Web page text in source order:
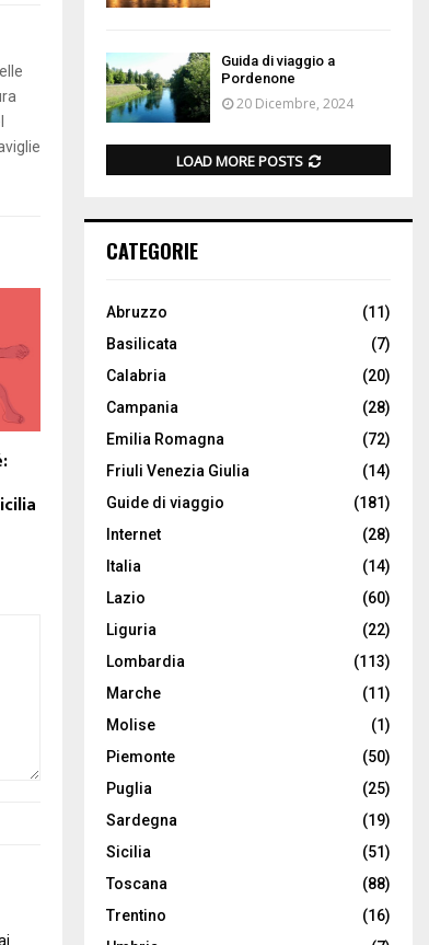
Guida di viaggio a
Pordenone
20 Dicembre, 2024
LOAD MORE POSTS
CATEGORIE
Abruzzo
(11)
Basilicata
(7)
Calabria
(20)
Campania
(28)
Emilia Romagna
(72)
Friuli Venezia Giulia
(14)
Guide di viaggio
(181)
Internet
(28)
Italia
(14)
Lazio
(60)
Liguria
(22)
Lombardia
(113)
Marche
(11)
Molise
(1)
Piemonte
(50)
Puglia
(25)
Sardegna
(19)
Sicilia
(51)
Toscana
(88)
Trentino
(16)